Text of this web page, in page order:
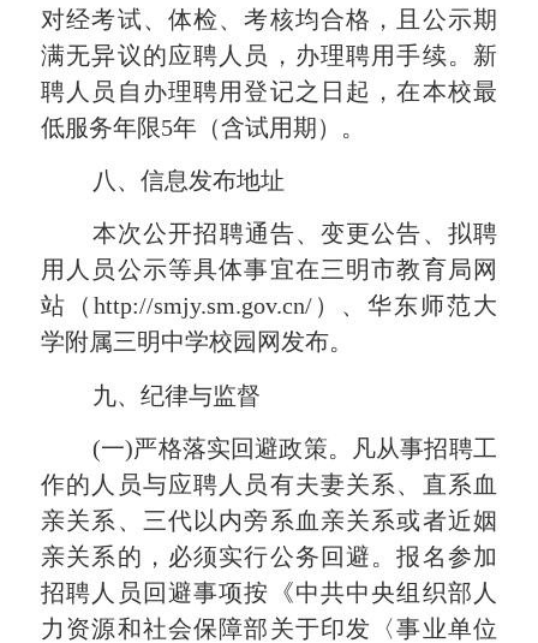
对经考试、体检、考核均合格，且公示期
满无异议的应聘人员，办理聘用手续。新
聘人员自办理聘用登记之日起，在本校最
低服务年限5年（含试用期）。
八、信息发布地址
本次公开招聘通告、变更公告、拟聘
用人员公示等具体事宜在三明市教育局网
站（http://smjy.sm.gov.cn/）、 华东师范大
学附属三明中学校园网发布。
九、纪律与监督
(一)严格落实回避政策。凡从事招聘工
作的人员与应聘人员有夫妻关系、直系血
亲关系、三代以内旁系血亲关系或者近姻
亲关系的，必须实行公务回避。报名参加
招聘人员回避事项按《中共中央组织部人
力资源和社会保障部关于印发〈事业单位